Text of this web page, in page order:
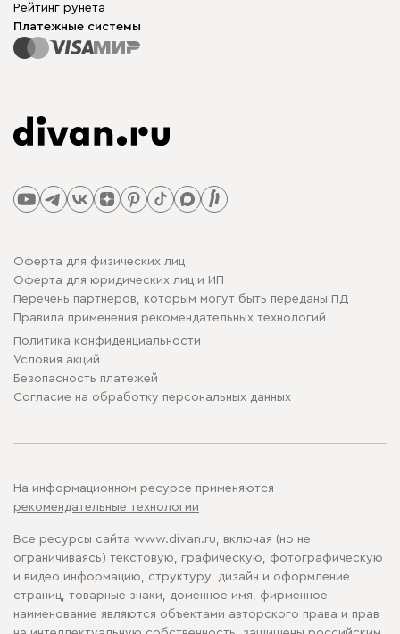
Рейтинг рунета
Платежные системы
Оферта для физических лиц
Оферта для юридических лиц и ИП
Перечень партнеров, которым могут быть переданы ПД
Правила применения рекомендательных технологий
Политика конфиденциальности
Условия акций
Безопасность платежей
Cогласие на обработку персональных данных
На информационном ресурсе применяются
рекомендательные технологии
Все ресурсы сайта www.divan.ru, включая (но не
ограничиваясь) текстовую, графическую, фотографическую
и видео информацию, структуру, дизайн и оформление
страниц, товарные знаки, доменное имя, фирменное
наименование являются объектами авторского права и прав